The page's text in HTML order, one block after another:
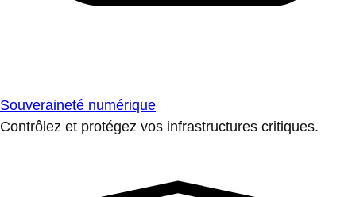
Souveraineté numérique
Contrôlez et protégez vos infrastructures critiques.